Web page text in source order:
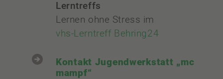
Lerntreffs
Lernen ohne Stress im
vhs-Lerntreff Behring24
Kontakt Jugendwerkstatt „mc
mampf“